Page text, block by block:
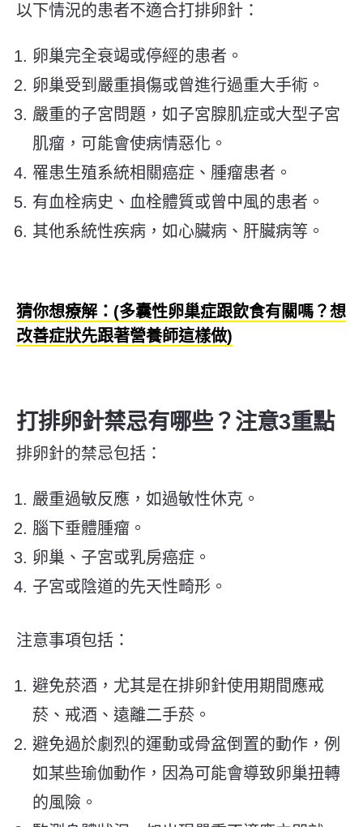
以下情況的患者不適合打排卵針：
卵巢完全衰竭或停經的患者。
卵巢受到嚴重損傷或曾進行過重大手術。
嚴重的子宮問題，如子宮腺肌症或大型子宮
肌瘤，可能會使病情惡化。
罹患生殖系統相關癌症、腫瘤患者。
有血栓病史、血栓體質或曾中風的患者。
其他系統性疾病，如心臟病、肝臟病等。
猜你想療解：(多囊性卵巢症跟飲食有關嗎？想
改善症狀先跟著營養師這樣做)
打排卵針禁忌有哪些？注意3重點
排卵針的禁忌包括：
嚴重過敏反應，如過敏性休克。
腦下垂體腫瘤。
卵巢、子宮或乳房癌症。
子宮或陰道的先天性畸形。
注意事項包括：
避免菸酒，尤其是在排卵針使用期間應戒
菸、戒酒、遠離二手菸。
避免過於劇烈的運動或骨盆倒置的動作，例
如某些瑜伽動作，因為可能會導致卵巢扭轉
的風險。